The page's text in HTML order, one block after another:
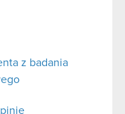
z badania